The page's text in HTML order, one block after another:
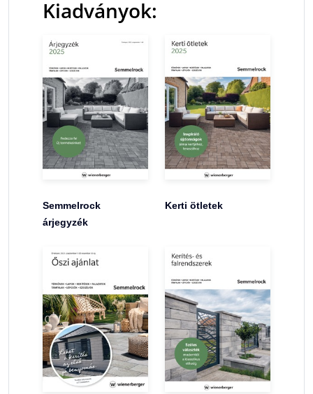
Kiadványok:
Semmelrock
árjegyzék
Kerti ötletek